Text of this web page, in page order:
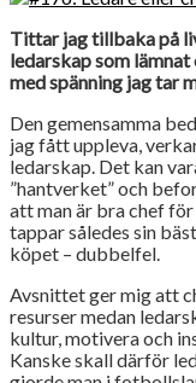
Tittar jag tillbaka på
ledarskap som
med spänning jag tar
Den gemensamma
jag fått uppleva,
ledarskap. Det kan
”hantverket” och
att man är bra chef
tappar således sin
köpet – dubbelfel.
Avsnittet ger mig att
resurser medan
kultur, motivera och
Kanske skall därför